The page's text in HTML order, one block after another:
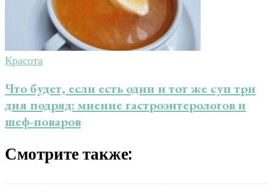
Красота
Что будет, если есть один и тот же суп три
дня подряд: мнение гастроэнтерологов и
шеф-поваров
Смотрите также: